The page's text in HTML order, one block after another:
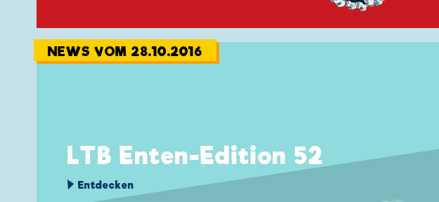
NEWS VOM 28.10.2016
LTB Enten-Edition 52
Entdecken